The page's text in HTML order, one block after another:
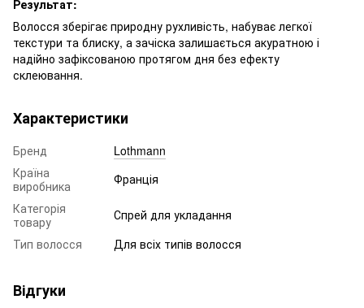
Результат:
Волосся зберігає природну рухливість, набуває легкої
текстури та блиску, а зачіска залишається акуратною і
надійно зафіксованою протягом дня без ефекту
склеювання.
Характеристики
Бренд
Lothmann
Країна
виробника
Франція
Категорія
товару
Спрей для укладання
Тип волосся
Для всіх типів волосся
Відгуки